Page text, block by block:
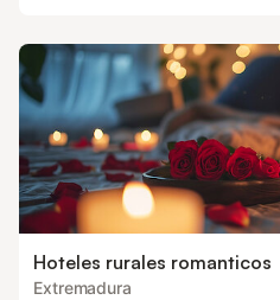
Hoteles rurales romanticos
Extremadura